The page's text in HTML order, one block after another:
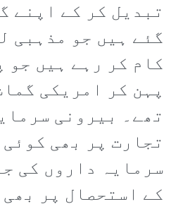
تبدیل کر کے اپنے
گئے ہیں جو مذہبی
کام کر رہے ہیں جو
پہن کر امریکی
تھے۔ بیرونی
تجارت پر بھی
سرمایہ داروں کی
کے استحصال پر